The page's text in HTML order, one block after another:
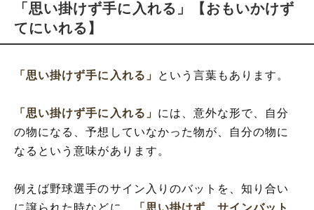
「思い掛けず手に入れる」【おもいかけず
てにいれる】
「思い掛けず手に入れる」 という言葉もあります。
「思い掛けず手に入れる」 には、意外な形で、自分
の物になる、予想していなかった物が、自分の物に
なるという意味があります。
例えば野球選手のサイン入りのバットを、知り合い
に譲られた時などに、
「思い掛けず、サインバット